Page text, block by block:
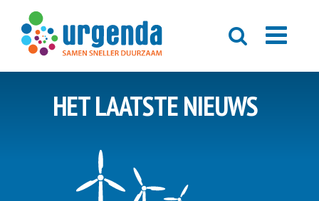
HET LAATSTE NIEUWS